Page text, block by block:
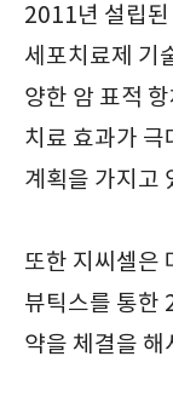
2011년 설립
세포치료제 기
양한 암 표적
치료 효과가 극
계획을 가지고
또한 지씨셀은
뷰틱스를 통한
약을 체결을